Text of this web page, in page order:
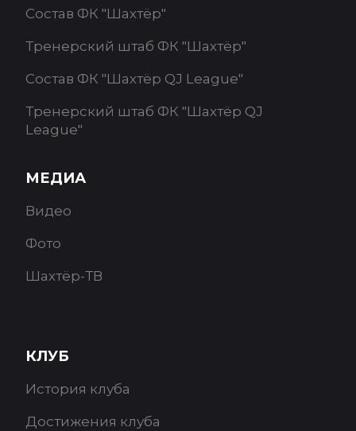
Состав ФК "Шахтёр"
Тренерский штаб ФК "Шахтёр"
Состав ФК "Шахтёр QJ League"
Тренерский штаб ФК "Шахтёр QJ
League"
МЕДИА
Видео
Фото
Шахтёр-ТВ
КЛУБ
История клуба
Достижения клуба